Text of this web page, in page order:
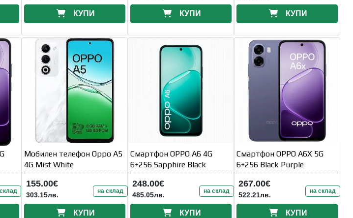
КУПИ КУПИ КУПИ
Мобилен телефон Oppo A5
4G Mist White
155.00€
303.15лв. на склад
КУПИ
Смартфон OPPO A6 4G
6+256 Sapphire Black
248.00€
485.05лв. на склад
КУПИ
Смартфон OPPO A6X 5G
6+256 Black Purple
267.00€
522.21лв. на склад
КУПИ